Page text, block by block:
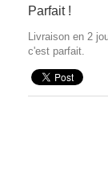
Parfait !
Livraison en 2
c'est parfait.